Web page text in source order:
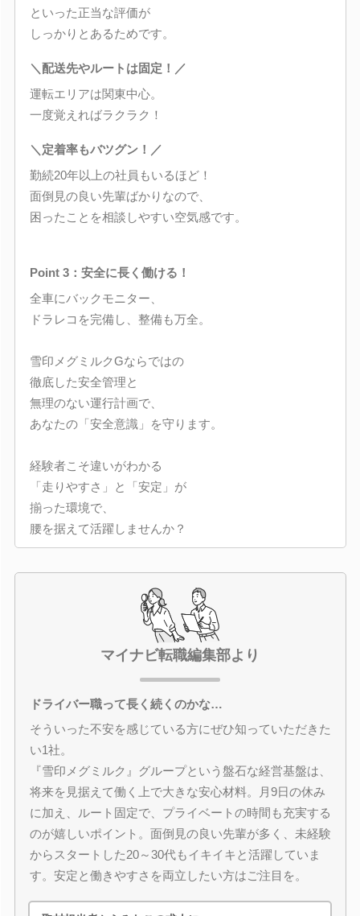
といった正当な評価が
しっかりとあるためです。
＼配送先やルートは固定！／
運転エリアは関東中心。
一度覚えればラクラク！
＼定着率もバツグン！／
勤続20年以上の社員もいるほど！
面倒見の良い先輩ばかりなので、
困ったことを相談しやすい空気感です。
Point 3：安全に長く働ける！
全車にバックモニター、
ドラレコを完備し、整備も万全。
雪印メグミルクGならではの
徹底した安全管理と
無理のない運行計画で、
あなたの「安全意識」を守ります。
経験者こそ違いがわかる
「走りやすさ」と「安定」が
揃った環境で、
腰を据えて活躍しませんか？
マイナビ転職編集部より
ドライバー職って長く続くのかな…
そういった不安を感じている方にぜひ知っていただきた
い1社。
『雪印メグミルク』グループという盤石な経営基盤は、
将来を見据えて働く上で大きな安心材料。月9日の休み
に加え、ルート固定で、プライベートの時間も充実する
のが嬉しいポイント。面倒見の良い先輩が多く、未経験
からスタートした20～30代もイキイキと活躍していま
す。安定と働きやすさを両立したい方はご注目を。